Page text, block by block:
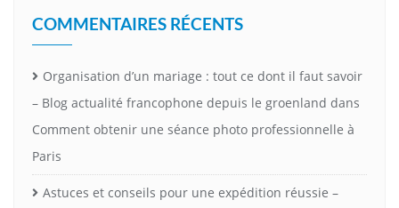
COMMENTAIRES RÉCENTS
Organisation d’un mariage : tout ce dont il faut savoir
– Blog actualité francophone depuis le groenland dans
Comment obtenir une séance photo professionnelle à
Paris
Astuces et conseils pour une expédition réussie –